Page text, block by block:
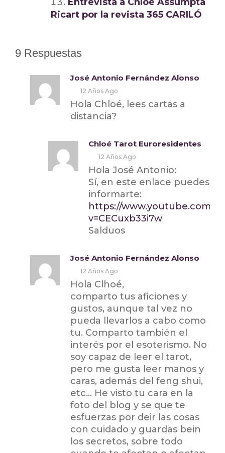
Ricart por la revista 365 CARILÓ
9 Respuestas
José Antonio Fernández Alonso
12 Años Ago
Hola Chloé, lees cartas a
distancia?
Chloé Tarot Euroresidentes
12 Años Ago
Hola José Antonio:
Sí, en este enlace puedes
informarte:
https://www.youtube.com/
v=CECuxb33i7w
Salduos
José Antonio Fernández Alonso
12 Años Ago
Hola Clhoé,
comparto tus aficiones y
gustos, aunque tal vez no
pueda llevarlos a cabo como
tu. Comparto también el
interés por el esoterismo. No
soy capaz de leer el tarot,
pero me gusta leer manos y
caras, además del feng shui,
etc… He visto tu cara en la
foto del blog y se que te
esfuerzas por deir las cosas
con cuidado y guardas bein
los secretos, sobre todo